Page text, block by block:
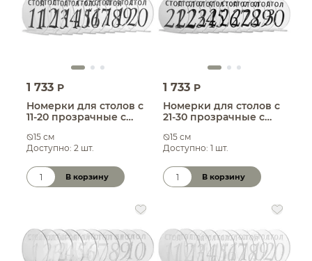
1 733 P
Номерки для столов с
11-20 прозрачные с
15 см
Доступно: 2 шт.
Количество товара
В корзину
1 733 P
Номерки для столов с
21-30 прозрачные с
15 см
Доступно: 1 шт.
Количество товара
В корзину